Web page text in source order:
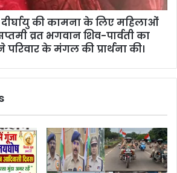
दीर्घायु की कामना के लिए महिलाओं
व्रत भगवान शिव-पार्वती का
के मंगल की प्रार्थना की।